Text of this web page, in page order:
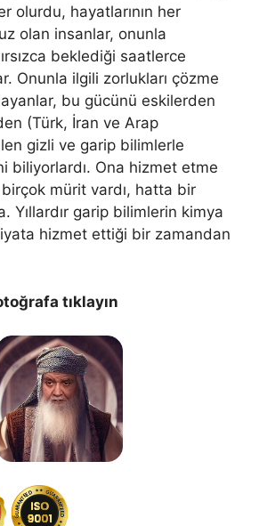
olurdu, hayatlarının her
olan insanlar, onunla
beklediği saatlerce
Onunla ilgili zorlukları çözme
bu gücünü eskilerden
(Türk, İran ve Arap
gizli ve garip bilimlerle
biliyorlardı. Ona hizmet etme
mürit vardı, hatta bir
Yıllardır garip bilimlerin kimya
hizmet ettiği bir zamandan
tıklayın